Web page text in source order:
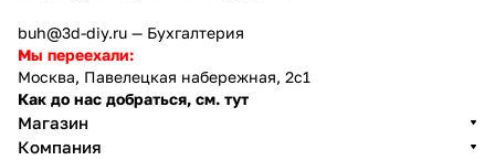
buh@3d-diy.ru — Бухгалтерия
Мы переехали:
Москва, Павелецкая набережная, 2с1
Как до нас добраться, см. тут
Магазин
Компания